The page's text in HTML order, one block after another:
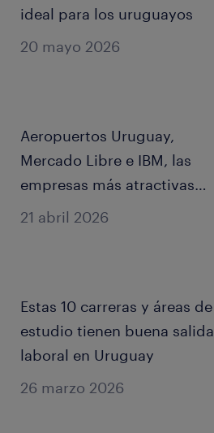
20 mayo 2026
ideal para los uruguayos
21 abril 2026
Aeropuertos Uruguay,
Mercado Libre e IBM, las
empresas más atractivas
para trabajar en Uruguay en
26 marzo 2026
Estas 10 carreras y áreas de
estudio tienen buena salida
laboral en Uruguay